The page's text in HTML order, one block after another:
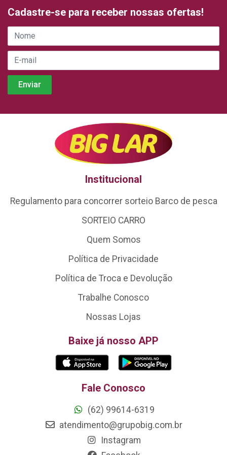
Cadastre-se para receber nossas ofertas!
Institucional
Regulamento para concorrer sorteio Barco de pesca
SORTEIO CARRO
Quem Somos
Política de Privacidade
Política de Troca e Devolução
Trabalhe Conosco
Nossas Lojas
Baixe já nosso APP
Fale Conosco
(62) 99614-6319
atendimento@grupobig.com.br
Instagram